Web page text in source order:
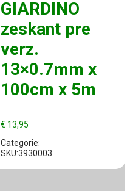
GIARDINO
zeskant pre
verz.
13×0.7mm x
100cm x 5m
€ 13,95
Categorie:
SKU:3930003